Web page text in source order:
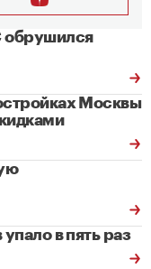
обрушился
Москвы
в пять раз